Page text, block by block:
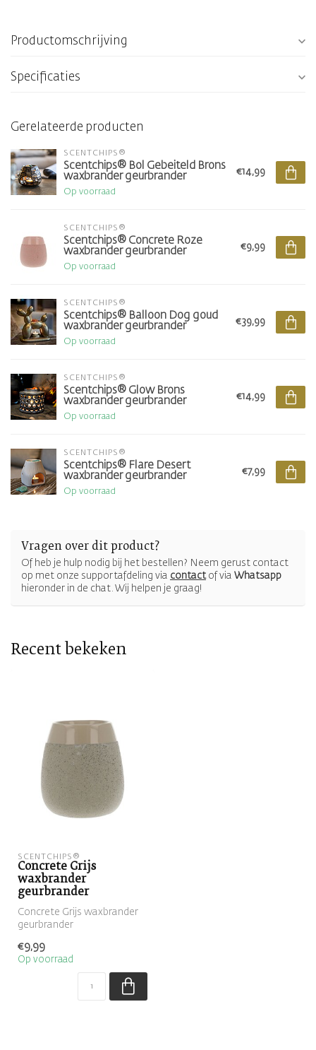
Productomschrijving
Specificaties
Gerelateerde producten
SCENTCHIPS®
Scentchips® Bol Gebeiteld Brons
waxbrander geurbrander
Op voorraad
€14,99
SCENTCHIPS®
Scentchips® Concrete Roze
waxbrander geurbrander
Op voorraad
€9,99
SCENTCHIPS®
Scentchips® Balloon Dog goud
waxbrander geurbrander
Op voorraad
€39,99
SCENTCHIPS®
Scentchips® Glow Brons
waxbrander geurbrander
Op voorraad
€14,99
SCENTCHIPS®
Scentchips® Flare Desert
waxbrander geurbrander
Op voorraad
€7,99
Vragen over dit product?
Of heb je hulp nodig bij het bestellen? Neem gerust contact
op met onze supportafdeling via contactof via Whatsapp
hieronder in de chat. Wij helpen je graag!
Recent bekeken
SCENTCHIPS®
Concrete Grijs
waxbrander
geurbrander
Concrete Grijs waxbrander
geurbrander
€9,99
Op voorraad